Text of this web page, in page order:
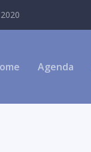
Agenda